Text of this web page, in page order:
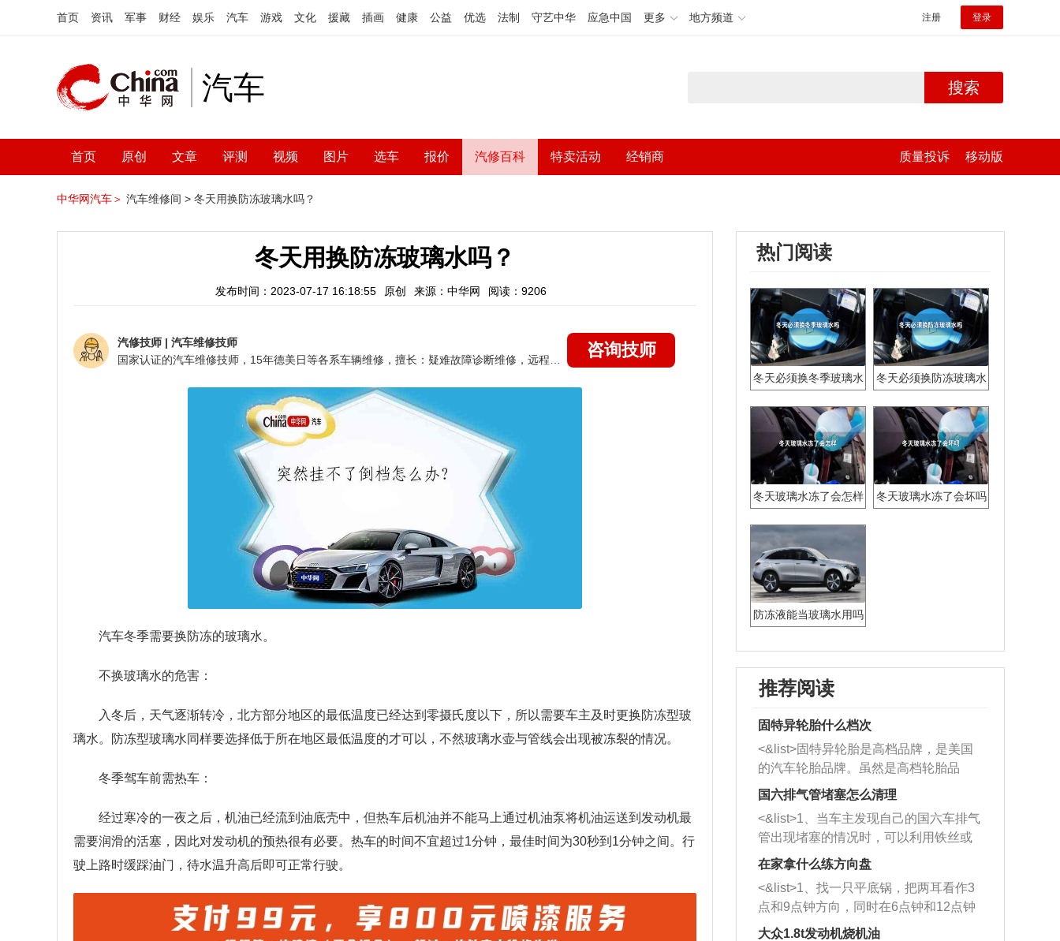
首页 资讯 军事 财经 娱乐 汽车 游戏 文化 援藏 插画 健康 公益 优选 法制 守艺中华 应急中国 更多 地方频道 注册 登录
汽车 搜索
首页 原创 文章 评测 视频 图片 选车 报价 汽修百科 特卖活动 经销商 质量投诉 移动版
中华网汽车＞ 汽车维修间 > 冬天用换防冻玻璃水吗？
冬天用换防冻玻璃水吗？
发布时间：2023-07-17 16:18:55 原创 来源：中华网 阅读：9206
汽修技师 | 汽车维修技师
咨询技师
汽车冬季需要换防冻的玻璃水。
不换玻璃水的危害：
入冬后，天气逐渐转冷，北方部分地区的最低温度已经达到零摄氏度以下，所以需要车主及时更换防冻型玻
璃水。防冻型玻璃水同样要选择低于所在地区最低温度的才可以，不然玻璃水壶与管线会出现被冻裂的情况。
冬季驾车前需热车：
经过寒冷的一夜之后，机油已经流到油底壳中，但热车后机油并不能马上通过机油泵将机油运送到发动机最
需要润滑的活塞，因此对发动机的预热很有必要。热车的时间不宜超过1分钟，最佳时间为30秒到1分钟之间。行
驶上路时缓踩油门，待水温升高后即可正常行驶。
热门阅读
冬天必须换冬季玻璃水
冬天必须换防冻玻璃水
冬天玻璃水冻了会怎样 冬天玻璃水冻了会坏吗
防冻液能当玻璃水用吗
推荐阅读
固特异轮胎什么档次
<&list>固特异轮胎是高档品牌，是美国
的汽车轮胎品牌。虽然是高档轮胎品
牌，但是中高低端的轮胎都有生产，这
也是为了更好的开拓市场。
国六排气管堵塞怎么清理
<&list>1、当车主发现自己的国六车排气
管出现堵塞的情况时，可以利用铁丝或
者是细棍，直接将杂物给取出来，如果
堵塞情况比较严重，也可以采取应急措
施。 <&list>2、直接利用木棍将所有的
杂物推到排气管里面的位置处，然后将
三元催化器拆解开，就可以将堵塞的东
在家拿什么练方向盘
<&list>1、找一只平底锅，把两耳看作3
点和9点钟方向，同时在6点钟和12点钟
方向做一个标记。 <&list>2、双手握住
大众1.8t发动机烧机油